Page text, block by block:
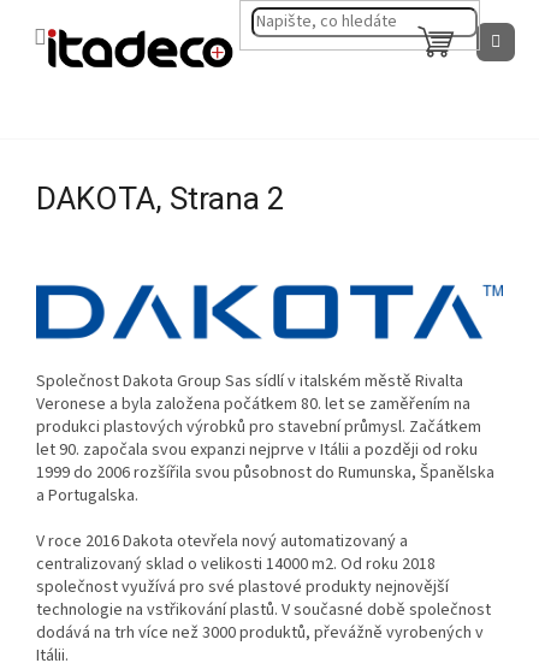
NÁKUPNÍ
KOŠÍK
DAKOTA, Strana 2
Společnost Dakota Group Sas sídlí v italském městě Rivalta
Veronese a byla založena počátkem 80. let se zaměřením na
produkci plastových výrobků pro stavební průmysl. Začátkem
let 90. započala svou expanzi nejprve v Itálii a později od roku
1999 do 2006 rozšířila svou působnost do Rumunska, Španělska
a Portugalska.
V roce 2016 Dakota otevřela nový automatizovaný a
centralizovaný sklad o velikosti 14000 m2. Od roku 2018
společnost využívá pro své plastové produkty nejnovější
technologie na vstřikování plastů. V současné době společnost
dodává na trh více než 3000 produktů, převážně vyrobených v
Itálii.